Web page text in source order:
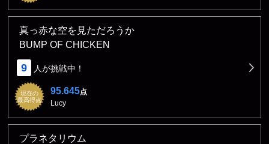
真っ赤な空を見ただろうか
BUMP OF CHICKEN
9 人が挑戦中！
現在の
最高得点
95.645点
Lucy
プラネタリウム